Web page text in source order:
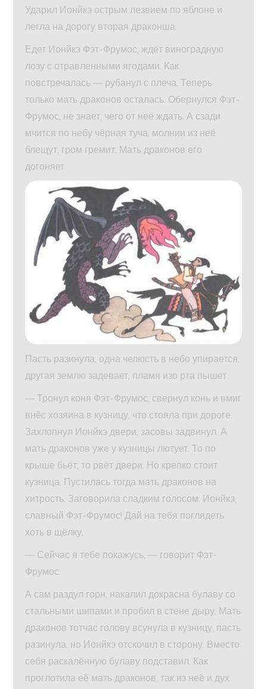
Ударил Ионйкэ острым лезвием по яблоне и
легла на дорогу вторая драконша.
Едет Ионйкэ Фэт-Фрумос, ждёт виноградную
лозу с отравленными ягодами. Как
повстречалась — рубанул с плеча. Теперь
только мать драконов осталась. Обернулся Фэт-
Фрумос, не знает, чего от неё ждать. А сзади
мчится по небу чёрная туча, молнии из неё
блещут, гром гремит. Мать драконов его
догоняет.
Пасть разинула, одна челюсть в небо упирается,
другая землю задевает, пламя изо рта пышет.
— Тронул коня Фэт-Фрумос, свернул конь и вмиг
внёс хозяина в кузницу, что стояла при дороге.
Захлопнул Ионйкэ двери, засовы задвинул. А
мать драконов уже у кузницы лютует. То по
крыше бьёт, то рвёт двери. Но крепко стоит
кузница. Пустилась тогда мать драконов на
хитрость. Заговорила сладким голосом: Ионйкэ,
славный Фэт-Фрумос! Дай на тебя поглядеть
хоть в щёлку.
— Сейчас я тебе покажусь, — говорит Фэт-
Фрумос.
А сам раздул горн, накалил докрасна булаву со
стальными шипами и пробил в стене дыру. Мать
драконов тотчас голову всунула в кузницу, пасть
разинула, но Ионйкэ отскочил в сторону. Вместо
себя раскалённую булаву подставил. Как
проглотила её мать драконов, так из неё и дух